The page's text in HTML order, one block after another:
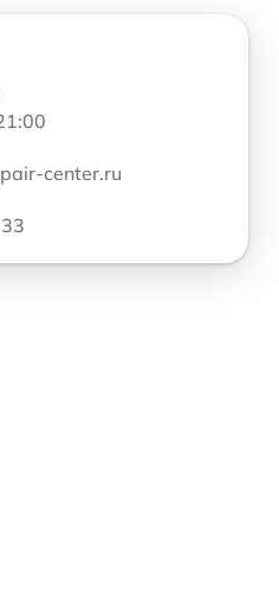
center.ru